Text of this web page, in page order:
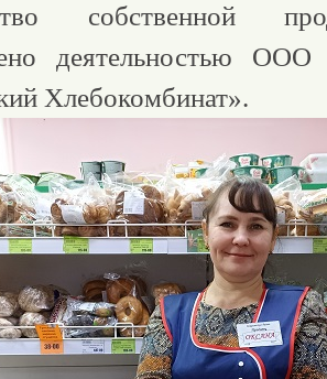
собственной
деятельностью
Хлебокомбинат».